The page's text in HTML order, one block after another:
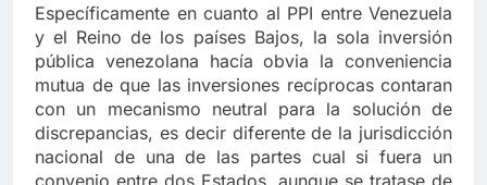
Específicamente en cuanto al PPI entre Venezuela
y el Reino de los países Bajos, la sola inversión
pública venezolana hacía obvia la conveniencia
mutua de que las inversiones recíprocas contaran
con un mecanismo neutral para la solución de
discrepancias, es decir diferente de la jurisdicción
nacional de una de las partes cual si fuera un
convenio entre dos Estados, aunque se tratase de